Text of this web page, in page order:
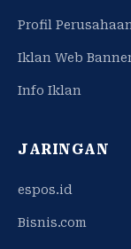
Profil Perusahaan
Iklan Web
Info Iklan
JARINGAN
espos.id
Bisnis.com